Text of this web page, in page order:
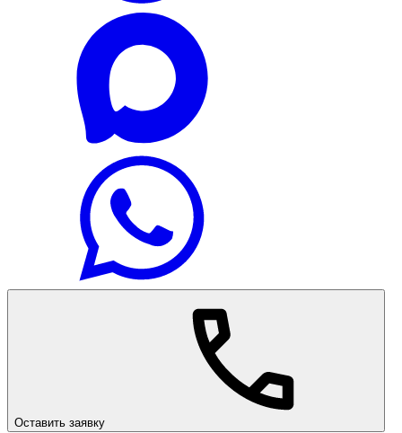
Оставить заявку